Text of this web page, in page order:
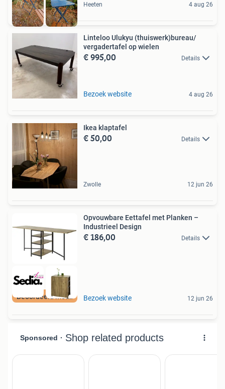
Heeten 4 aug 26
Linteloo Ulukyu (thuiswerk)bureau/
vergadertafel op wielen
€ 995,00 Details
Bezoek website 4 aug 26
Ikea klaptafel
€ 50,00 Details
Zwolle 12 jun 26
Beoordeeld met 9+
Opvouwbare Eettafel met Planken –
Industrieel Design
€ 186,00 Details
Bezoek website 12 jun 26